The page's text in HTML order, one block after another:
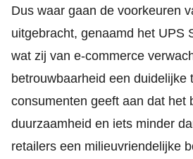
Dus waar gaan de voorkeuren
uitgebracht, genaamd het UPS
wat zij van e-commerce
betrouwbaarheid een
consumenten geeft aan dat het
duurzaamheid en iets minder
retailers een milieuvriendelijke